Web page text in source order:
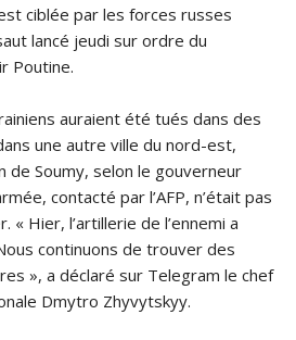
ciblée par les forces russes
lancé jeudi sur ordre du
Poutine.
auraient été tués dans des
une autre ville du nord-est,
de Soumy, selon le gouverneur
contacté par l’AFP, n’était pas
« Hier, l’artillerie de l’ennemi a
continuons de trouver des
», a déclaré sur Telegram le chef
Dmytro Zhyvytskyy.